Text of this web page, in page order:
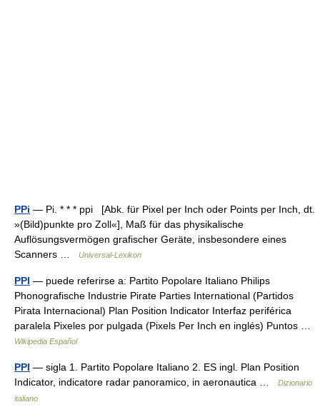
PPi — Pi. * * * ppi [Abk. für Pixel per Inch oder Points per Inch, dt.
»(Bild)punkte pro Zoll«], Maß für das physikalische
Auflösungsvermögen grafischer Geräte, insbesondere eines
Scanners …
Universal-Lexikon
PPI — puede referirse a: Partito Popolare Italiano Philips
Phonografische Industrie Pirate Parties International (Partidos
Pirata Internacional) Plan Position Indicator Interfaz periférica
paralela Pixeles por pulgada (Pixels Per Inch en inglés) Puntos …
Wikipedia Español
PPI — sigla 1. Partito Popolare Italiano 2. ES ingl. Plan Position
Indicator, indicatore radar panoramico, in aeronautica …
Dizionario
italiano